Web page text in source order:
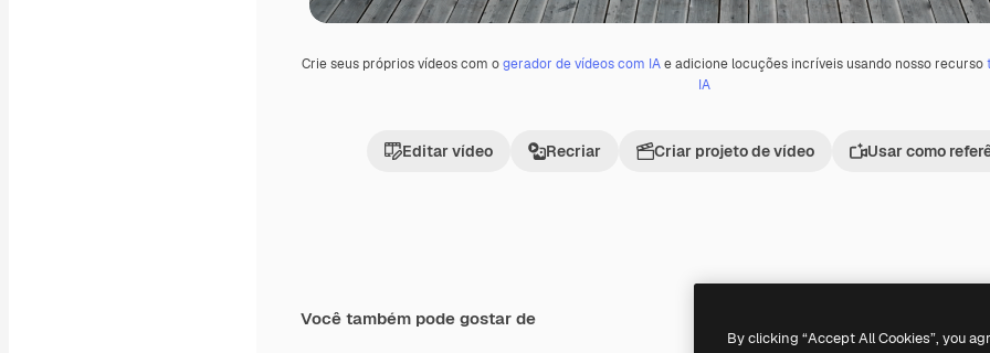
Crie seus próprios vídeos com ogerador de vídeos com IAe adicione locuções incríveis usando nosso recurso
IA
Editar vídeo Recriar Criar projeto de vídeo Usar como
Você também pode gostar de
Gerado por IA
By clicking “Accept All Cookies”, you